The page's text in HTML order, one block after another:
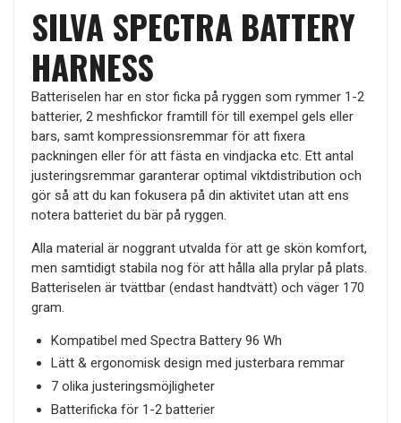
SILVA SPECTRA BATTERY
HARNESS
Batteriselen har en stor ficka på ryggen som rymmer 1-2
batterier, 2 meshfickor framtill för till exempel gels eller
bars, samt kompressionsremmar för att fixera
packningen eller för att fästa en vindjacka etc. Ett antal
justeringsremmar garanterar optimal viktdistribution och
gör så att du kan fokusera på din aktivitet utan att ens
notera batteriet du bär på ryggen.
Alla material är noggrant utvalda för att ge skön komfort,
men samtidigt stabila nog för att hålla alla prylar på plats.
Batteriselen är tvättbar (endast handtvätt) och väger 170
gram.
Kompatibel med Spectra Battery 96 Wh
Lätt & ergonomisk design med justerbara remmar
7 olika justeringsmöjligheter
Batterificka för 1-2 batterier